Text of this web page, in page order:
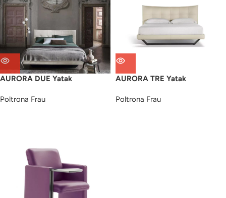
AURORA DUE Yatak
Poltrona Frau
AURORA TRE Yatak
Poltrona Frau